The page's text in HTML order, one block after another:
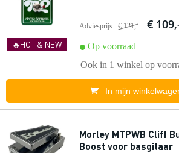
🔥HOT & NEW
Adviesprijs € 121,- €
Op voorraad
Ook in 1 winkel op
In mijn
Morley MTPWB Cliff
Boost voor basgitaar